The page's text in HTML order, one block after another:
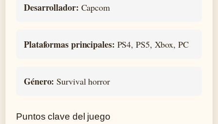
Desarrollador: Capcom
Plataformas principales: PS4, PS5, Xbox, PC
Género: Survival horror
Puntos clave del juego